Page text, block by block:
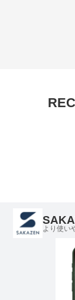
より使い